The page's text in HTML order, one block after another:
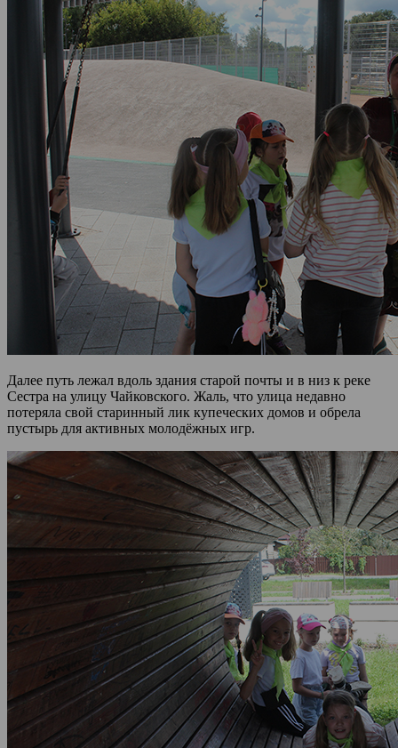
Далее путь лежал вдоль здания старой почты и в низ к реке
Сестра на улицу Чайковского. Жаль, что улица недавно
потеряла свой старинный лик купеческих домов и обрела
пустырь для активных молодёжных игр.